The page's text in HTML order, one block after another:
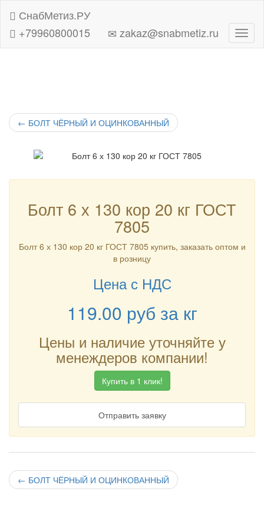
СнабМетиз.РУ
+79960800015
zakaz@snabmetiz.ru
← БОЛТ ЧЁРНЫЙ И ОЦИНКОВАННЫЙ
Болт 6 х 130 кор 20 кг ГОСТ
7805
Болт 6 х 130 кор 20 кг ГОСТ 7805 купить, заказать оптом и
в розницу
Цена с НДС
119.00 руб за кг
Цены и наличие уточняйте у
менеждеров компании!
Купить в 1 клик!
Отправить заявку
← БОЛТ ЧЁРНЫЙ И ОЦИНКОВАННЫЙ